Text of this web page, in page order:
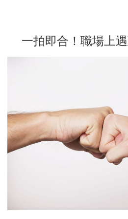
一拍即合！職場上